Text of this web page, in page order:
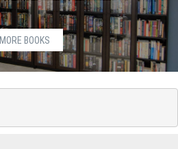
MORE BOOKS